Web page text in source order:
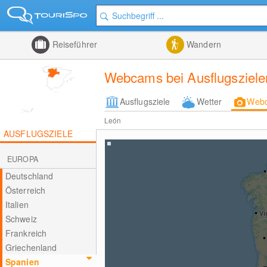
Reiseführer Wandern
Webcams bei
Ausflugsziele Wetter
León
AUSFLUGSZIELE
EUROPA
Deutschland
Österreich
Italien
Schweiz
Frankreich
Griechenland
Spanien